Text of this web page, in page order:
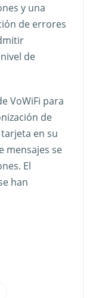
y una
de errores
de
VoWiFi para
de
en su
mensajes se
El
han